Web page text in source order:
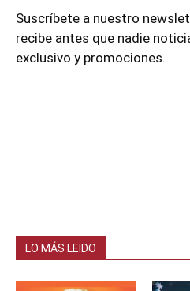
Suscríbete a nuestro
recibe antes que nadie
exclusivo y promociones.
LO MÁS LEIDO